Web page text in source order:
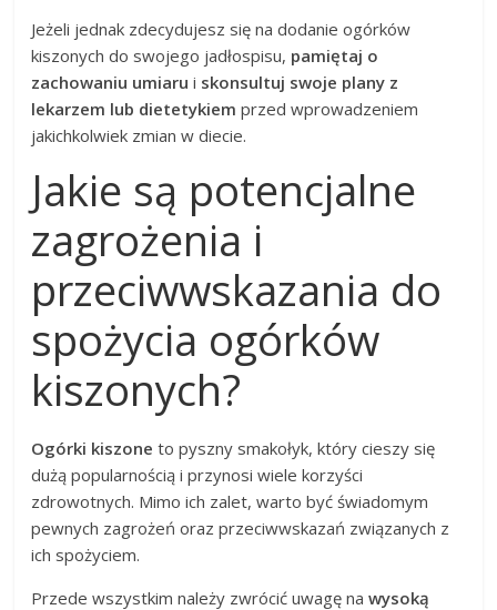
Jeżeli jednak zdecydujesz się na dodanie ogórków
kiszonych do swojego jadłospisu, pamiętaj o
zachowaniu umiaru i skonsultuj swoje plany z
lekarzem lub dietetykiem przed wprowadzeniem
jakichkolwiek zmian w diecie.
Jakie są potencjalne
zagrożenia i
przeciwwskazania do
spożycia ogórków
kiszonych?
Ogórki kiszone to pyszny smakołyk, który cieszy się
dużą popularnością i przynosi wiele korzyści
zdrowotnych. Mimo ich zalet, warto być świadomym
pewnych zagrożeń oraz przeciwwskazań związanych z
ich spożyciem.
Przede wszystkim należy zwrócić uwagę nawysoką